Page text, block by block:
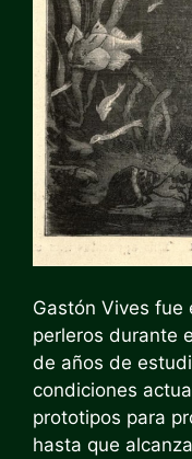
Gastón Vives fue
perleros durante
de años de
condiciones
prototipos para
hasta que